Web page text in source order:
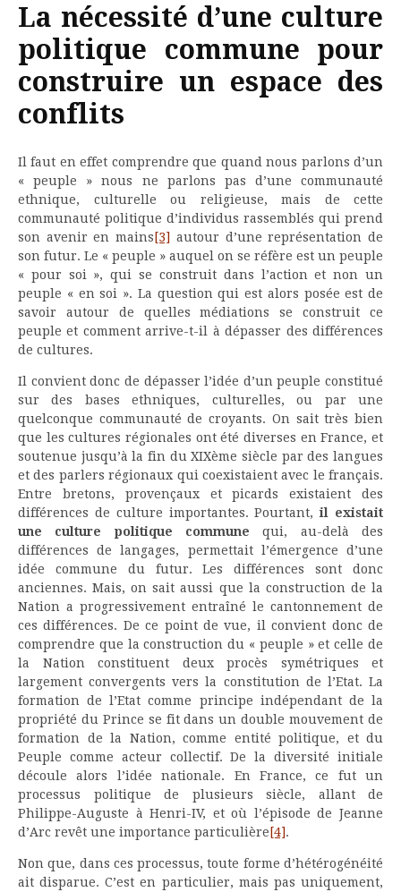
La nécessité d’une culture
politique commune pour
construire un espace des
conflits
Il faut en effet comprendre que quand nous parlons d’un
« peuple » nous ne parlons pas d’une communauté
ethnique, culturelle ou religieuse, mais de cette
communauté politique d’individus rassemblés qui prend
son avenir en mains [3] autour d’une représentation de
son futur. Le « peuple » auquel on se réfère est un peuple
« pour soi », qui se construit dans l’action et non un
peuple « en soi ». La question qui est alors posée est de
savoir autour de quelles médiations se construit ce
peuple et comment arrive-t-il à dépasser des différences
de cultures.
Il convient donc de dépasser l’idée d’un peuple constitué
sur des bases ethniques, culturelles, ou par une
quelconque communauté de croyants. On sait très bien
que les cultures régionales ont été diverses en France, et
soutenue jusqu’à la fin du XIXème siècle par des langues
et des parlers régionaux qui coexistaient avec le français.
Entre bretons, provençaux et picards existaient des
différences de culture importantes. Pourtant,il existait
une culture politique commune qui, au-delà des
différences de langages, permettait l’émergence d’une
idée commune du futur. Les différences sont donc
anciennes. Mais, on sait aussi que la construction de la
Nation a progressivement entraîné le cantonnement de
ces différences. De ce point de vue, il convient donc de
comprendre que la construction du « peuple » et celle de
la Nation constituent deux procès symétriques et
largement convergents vers la constitution de l’Etat. La
formation de l’Etat comme principe indépendant de la
propriété du Prince se fit dans un double mouvement de
formation de la Nation, comme entité politique, et du
Peuple comme acteur collectif. De la diversité initiale
découle alors l’idée nationale. En France, ce fut un
processus politique de plusieurs siècle, allant de
Philippe-Auguste à Henri-IV, et où l’épisode de Jeanne
d’Arc revêt une importance particulière [4].
Non que, dans ces processus, toute forme d’hétérogénéité
ait disparue. C’est en particulier, mais pas uniquement,